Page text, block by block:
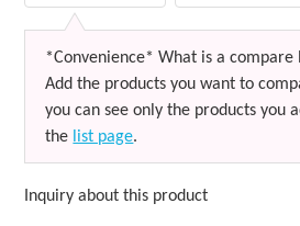
*Convenience* What is a compare
Add the products you want to
you can see only the products you
the list page.
Inquiry about this product